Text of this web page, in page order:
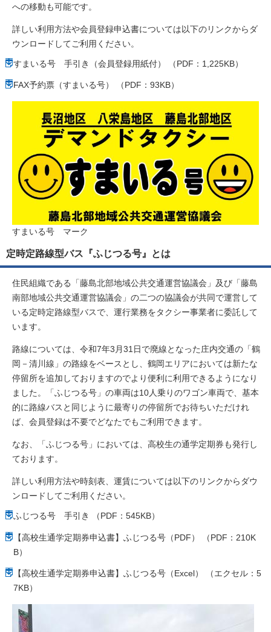
への移動も可能です。
詳しい利用方法や会員登録申込書については以下のリンクからダ
ウンロードしてご利用ください。
すまいる号 手引き（会員登録用紙付） （PDF：1,225KB）
FAX予約票（すまいる号） （PDF：93KB）
すまいる号 マーク
定時定路線型バス『ふじつる号』とは
住民組織である「藤島北部地域公共交通運営協議会」及び「藤島
南部地域公共交通運営協議会」の二つの協議会が共同で運営して
いる定時定路線型バスで、運行業務をタクシー事業者に委託して
います。
路線については、令和7年3月31日で廃線となった庄内交通の「鶴
岡－清川線」の路線をベースとし、鶴岡エリアにおいては新たな
停留所を追加しておりますのでより便利に利用できるようになり
ました。「ふじつる号」の車両は10人乗りのワゴン車両で、基本
的に路線バスと同じように最寄りの停留所でお待ちいただけれ
ば、会員登録は不要でどなたでもご利用できます。
なお、「ふじつる号」においては、高校生の通学定期券も発行し
ております。
詳しい利用方法や時刻表、運賃については以下のリンクからダウ
ンロードしてご利用ください。
ふじつる号 手引き （PDF：545KB）
【高校生通学定期券申込書】ふじつる号（PDF） （PDF：210K
B）
【高校生通学定期券申込書】ふじつる号（Excel） （エクセル：5
7KB）